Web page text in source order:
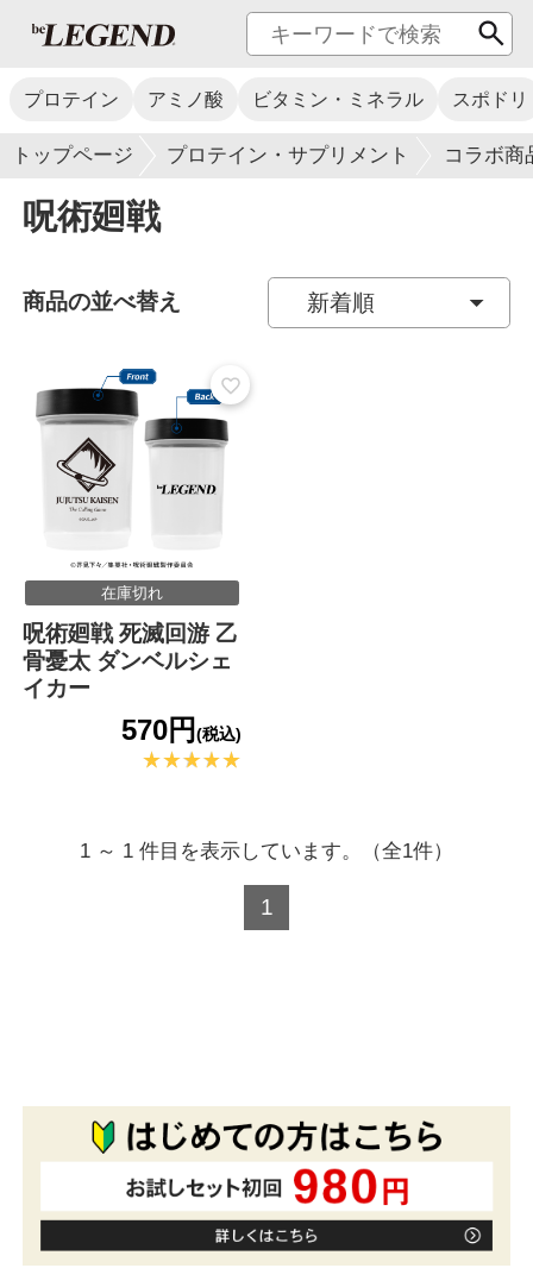
プロテイン アミノ酸 ビタミン・ミネラル スポドリ
トップページ プロテイン・サプリメント コラボ商
呪術廻戦
商品の並べ替え
在庫切れ
呪術廻戦 死滅回游 乙
骨憂太 ダンベルシェ
イカー
570円(税込)
1 ～ 1 件目を表示しています。（全1件）
1